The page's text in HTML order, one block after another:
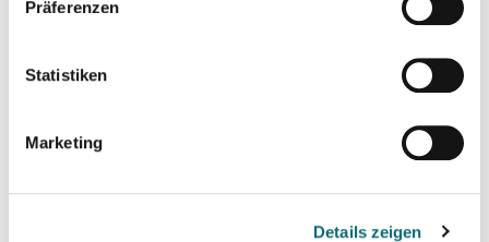
Präferenzen
Statistiken
Marketing
Details zeigen
26.02.2026
Video-Podcast mit dem Smartphone: Von der Aufnahme
Besser schreiben und redigieren mit KI